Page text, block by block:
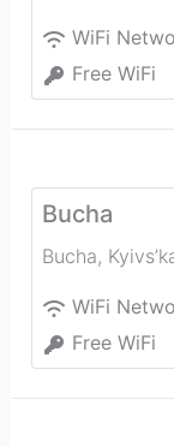
WiFi
Free WiFi
Bucha
Bucha,
WiFi
Free WiFi